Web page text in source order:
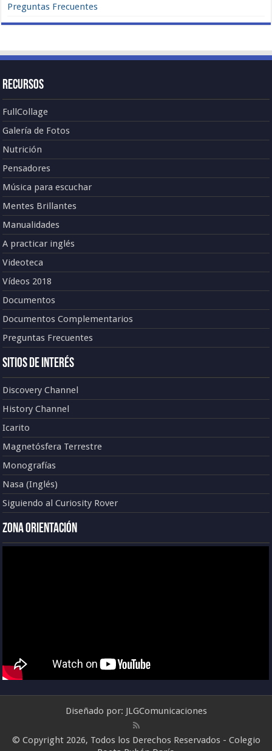
Preguntas Frecuentes
Recursos
FullCollage
Galería de Fotos
Nutrición
Pensadores
Música para escuchar
Mentes Brillantes
Manualidades
A practicar inglés
Videoteca
Vídeos 2018
Documentos
Documentos Complementarios
Preguntas Frecuentes
Sitios de Interés
Discovery Channel
History Channel
Icarito
Magnetósfera Terrestre
Monografías
Nasa (Inglés)
Siguiendo al Curiosity Rover
Zona Orientación
Diseñado por: JLGComunicaciones
© Copyright 2026, Todos los Derechos Reservados - Colegio